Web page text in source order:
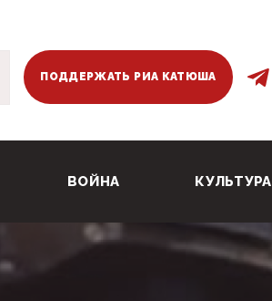
ПОДДЕРЖАТЬ РИА КАТЮША
ВОЙНА КУЛЬТУРА